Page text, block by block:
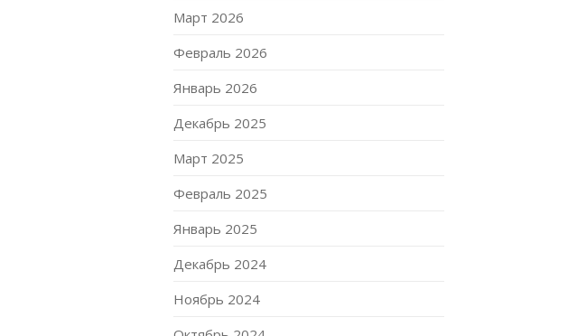
Март 2026
Февраль 2026
Январь 2026
Декабрь 2025
Март 2025
Февраль 2025
Январь 2025
Декабрь 2024
Ноябрь 2024